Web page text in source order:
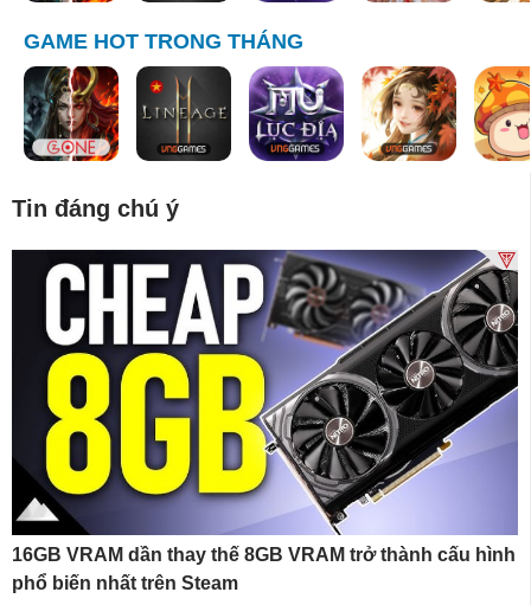
GAME HOT TRONG THÁNG
Tin đáng chú ý
16GB VRAM dần thay thế 8GB VRAM trở thành cấu hình
phổ biến nhất trên Steam